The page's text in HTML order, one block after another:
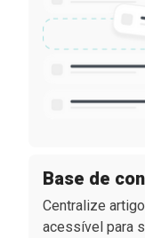
Base de
Centralize
acessível para